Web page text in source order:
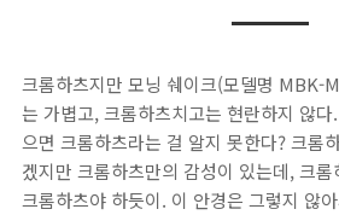
크롬하츠지만 모닝 쉐이크(모델명 MBK-
는 가볍고, 크롬하츠치고는 현란하지 않
으면 크롬하츠라는 걸 알지 못한다? 크롬
겠지만 크롬하츠만의 감성이 있는데, 크
크롬하츠야 하듯이. 이 안경은 그렇지 않